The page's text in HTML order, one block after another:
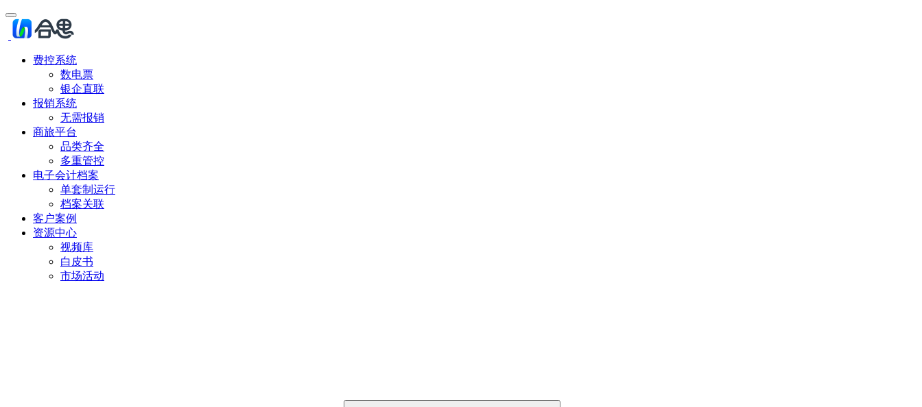
费控系统
数电票
银企直联
报销系统
无需报销
商旅平台
品类齐全
多重管控
电子会计档案
单套制运行
档案关联
客户案例
资源中心
视频库
白皮书
市场活动